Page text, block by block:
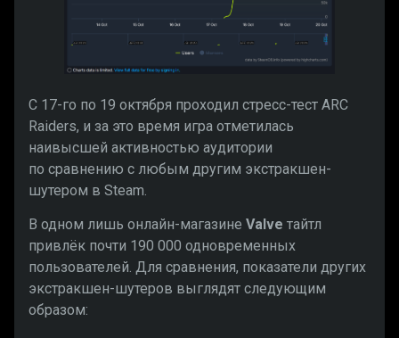
С 17-го по 19 октября проходил стресс-тест ARC
Raiders, и за это время игра отметилась
наивысшей активностью аудитории
по сравнению с любым другим экстракшен-
шутером в Steam.
В одном лишь онлайн-магазине Valve тайтл
привлёк почти 190 000 одновременных
пользователей. Для сравнения, показатели других
экстракшен-шутеров выглядят следующим
образом: